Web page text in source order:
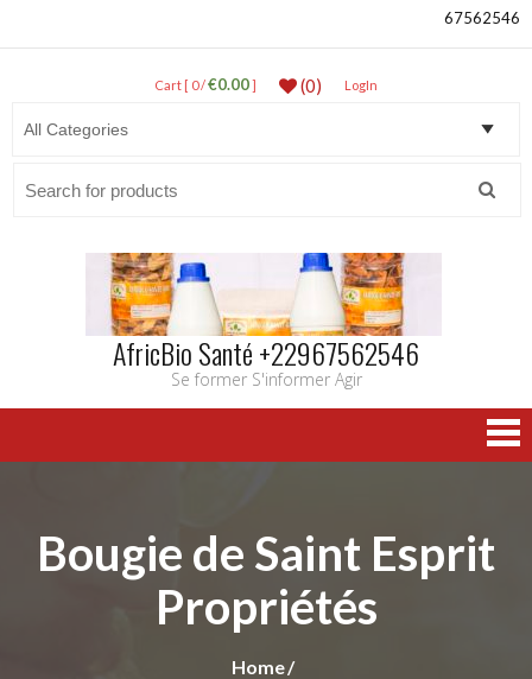
67562546
Cart [ 0 /€0.00] (0) LogIn
AfricBio Santé +22967562546
Se former S'informer Agir
Bougie de Saint Esprit
Propriétés
Home